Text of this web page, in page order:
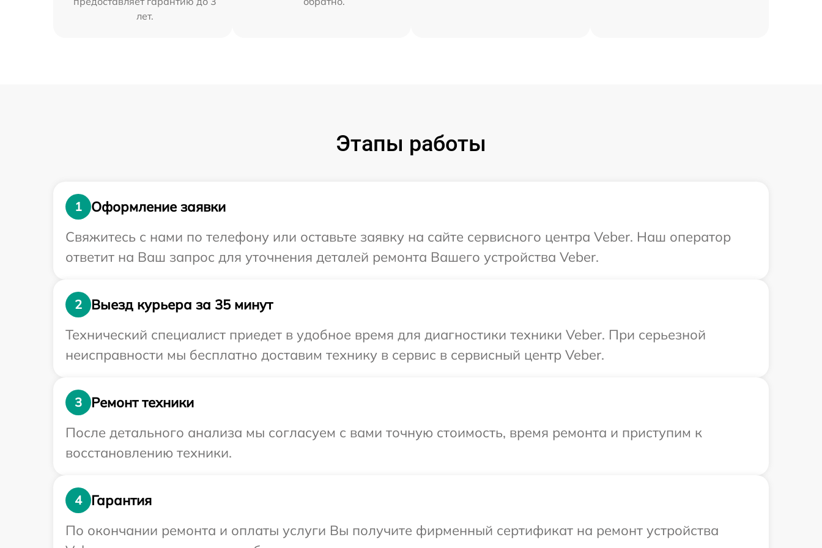
лет.
Этапы работы
1
Оформление заявки
Свяжитесь с нами по телефону или оставьте заявку на сайте сервисного центра Veber. Наш оператор
ответит на Ваш запрос для уточнения деталей ремонта Вашего устройства Veber.
2
Выезд курьера за 35 минут
Технический специалист приедет в удобное время для диагностики техники Veber. При серьезной
неисправности мы бесплатно доставим технику в сервис в сервисный центр Veber.
3
Ремонт техники
После детального анализа мы согласуем с вами точную стоимость, время ремонта и приступим к
восстановлению техники.
4
Гарантия
По окончании ремонта и оплаты услуги Вы получите фирменный сертификат на ремонт устройства